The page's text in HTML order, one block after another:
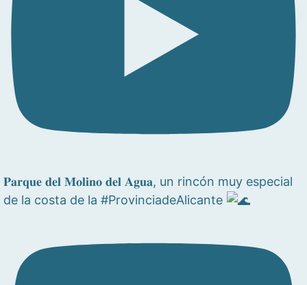
𝐏𝐚𝐫𝐪𝐮𝐞 𝐝𝐞𝐥 𝐌𝐨𝐥𝐢𝐧𝐨 𝐝𝐞𝐥 𝐀𝐠𝐮𝐚, un rincón muy especial
de la costa de la #ProvinciadeAlicante